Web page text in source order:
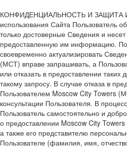
КОНФИДЕНЦИАЛЬНОСТЬ И ЗАЩИТА
использования Сайта Пользователь
только достоверные Сведения и несет
предоставленную им информацию.
своевременно актуализировать
(МСТ) вправе запрашивать, а
или отказать в предоставлении
такому запросу. В случае отказа в
Пользователем Moscow City Towers
консультации Пользователя. В
Пользователь самостоятельно и
о предоставлении Moscow City
а также его представителю
Пользователе (фамилия, имя,